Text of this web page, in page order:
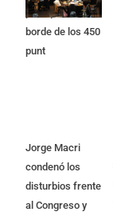
país quedó al
borde de los 450
punt
Jorge Macri
condenó los
disturbios frente
al Congreso y